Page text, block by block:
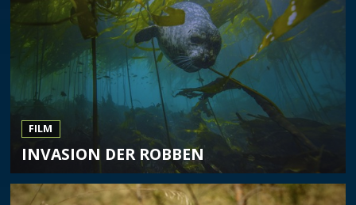
FILM
INVASION DER ROBBEN